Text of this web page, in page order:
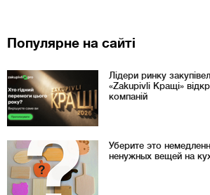
Популярне на сайті
Лідери ринку
«Zakupivli Кращі»
компаній
Уберите это
ненужных вещей на